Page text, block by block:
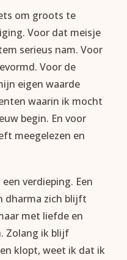
om groots te
Voor dat meisje
serieus nam. Voor
Voor de
eigen waarde
waarin ik mocht
begin. En voor
meegelezen en
verdieping. Een
dharma zich blijft
met liefde en
Zolang ik blijf
klopt, weet ik dat ik